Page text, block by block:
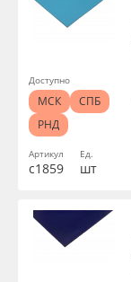
Артикул
с1859
Ед.
шт
Доступно
МСК
СПБ
РНД